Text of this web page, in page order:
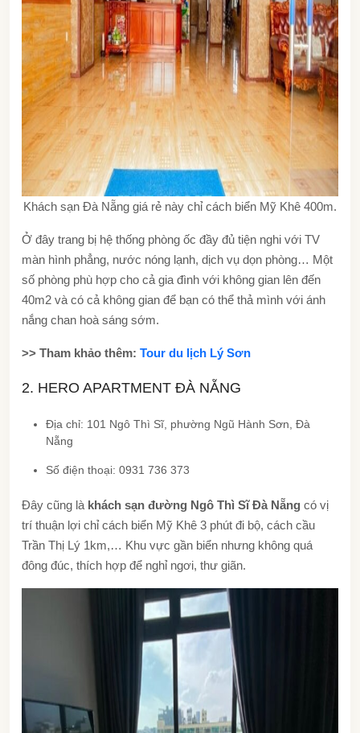
Khách sạn Đà Nẵng giá rẻ này chỉ cách biển Mỹ Khê 400m.
Ở đây trang bị hệ thống phòng ốc đầy đủ tiện nghi với TV
màn hình phẳng, nước nóng lạnh, dịch vụ dọn phòng… Một
số phòng phù hợp cho cả gia đình với không gian lên đến
40m2 và có cả không gian để bạn có thể thả mình với ánh
nắng chan hoà sáng sớm.
>> Tham khảo thêm: Tour du lịch Lý Sơn
2. HERO APARTMENT ĐÀ NẴNG
Địa chỉ: 101 Ngô Thì Sĩ, phường Ngũ Hành Sơn, Đà
Nẵng
Số điện thoại: 0931 736 373
Đây cũng là khách sạn đường Ngô Thì Sĩ Đà Nẵng có vị
trí thuận lợi chỉ cách biển Mỹ Khê 3 phút đi bộ, cách cầu
Trần Thị Lý 1km,… Khu vực gần biển nhưng không quá
đông đúc, thích hợp để nghỉ ngơi, thư giãn.